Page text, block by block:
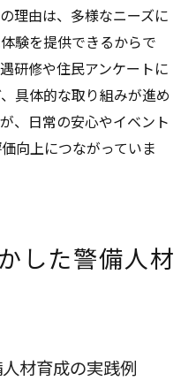
理由は、多様なニーズに
験を提供できるからで
研修や住民アンケートに
具体的な取り組みが進め
、日常の安心やイベント
向上につながっていま
した警備人材
材育成の実践例